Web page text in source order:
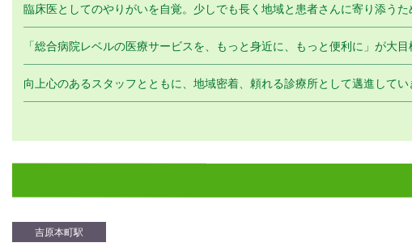
臨床医としてのやりがいを自覚。少しでも長く地域と患者さんに寄り添う
「総合病院レベルの医療サービスを、もっと身近に、もっと便利に」が大目
向上心のあるスタッフとともに、地域密着、頼れる診療所として邁進してい
吉原本町駅